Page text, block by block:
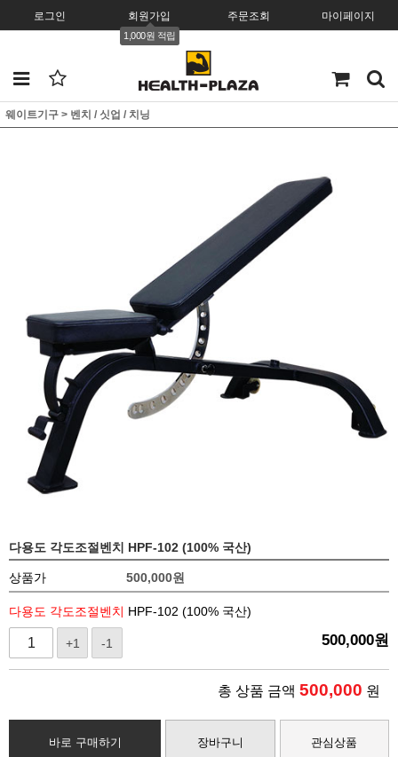
로그인 회원가입
1,000원 적립
주문조회 마이페이지
웨이트기구 > 벤치 / 싯업 / 치닝
다용도 각도조절벤치 HPF-102 (100% 국산)
상품가 500,000원
다용도 각도조절벤치 HPF-102 (100% 국산)
+1 -1 500,000원
총 상품 금액 500,000 원
바로 구매하기 장바구니 관심상품